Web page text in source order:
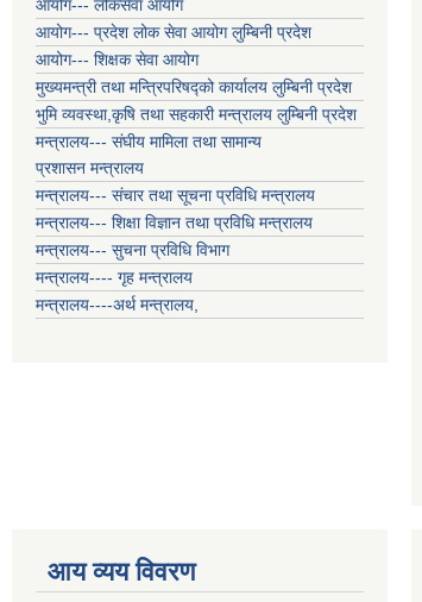
आयोग--- लोकसेवा आयोग
आयोग--- प्रदेश लोक सेवा आयोग लुम्बिनी प्रदेश
आयोग--- शिक्षक सेवा आयोग
मुख्यमन्त्री तथा मन्त्रिपरिषद्को कार्यालय लुम्बिनी प्रदेश
भुमि व्यवस्था,कृषि तथा सहकारी मन्त्रालय लुम्बिनी प्रदेश
मन्त्रालय--- संघीय मामिला तथा सामान्य
प्रशासन मन्त्रालय
मन्त्रालय--- संचार तथा सूचना प्रविधि मन्त्रालय
मन्त्रालय--- शिक्षा विज्ञान तथा प्रविधि मन्त्रालय
मन्त्रालय--- सुचना प्रविधि विभाग
मन्त्रालय---- गृह मन्त्रालय
मन्त्रालय----अर्थ मन्त्रालय,
आय व्यय विवरण